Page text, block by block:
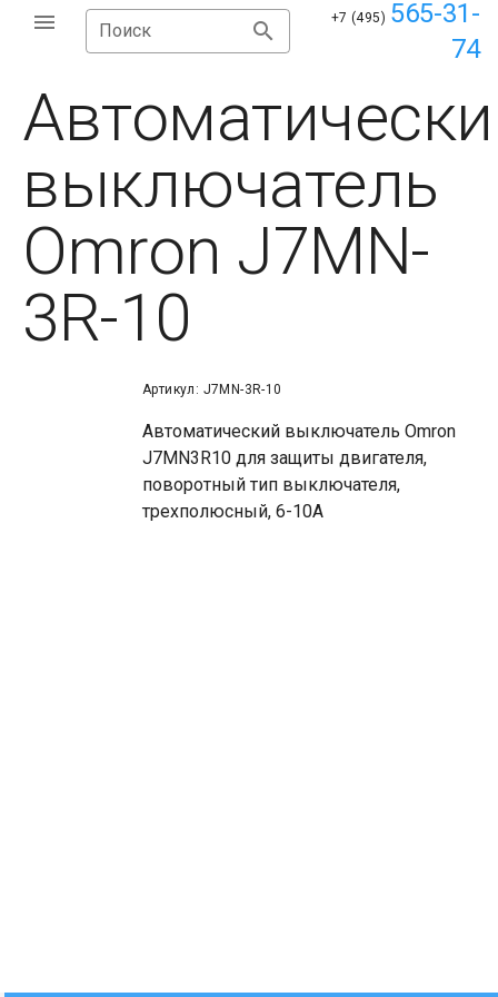
Поиск
+7 (495) 565-31-
74
выключатель
Omron J7MN-
3R-10
Артикул: J7MN-3R-10
Автоматический выключатель Omron
J7MN3R10 для защиты двигателя,
поворотный тип выключателя,
трехполюсный, 6-10A